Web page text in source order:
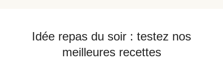
Idée repas du soir : testez nos
meilleures recettes